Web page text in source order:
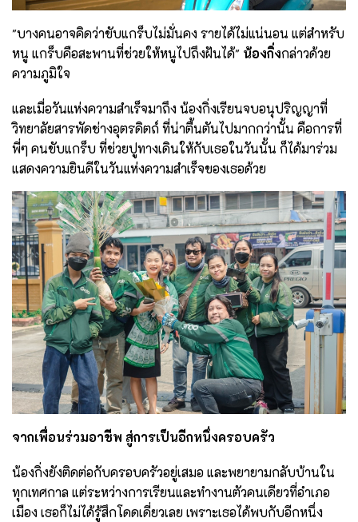
"บางคนอาจคิดว่าขับแกร็บไม่มั่นคง รายได้ไม่แน่นอน แต่สำหรับ
หนู แกร็บคือสะพานที่ช่วยให้หนูไปถึงฝันได้" น้องกิ่งกล่าวด้วย
ความภูมิใจ
และเมื่อวันแห่งความสำเร็จมาถึง น้องกิ่งเรียนจบอนุปริญญาที่
วิทยาลัยสารพัดช่างอุตรดิตถ์ ที่น่าตื้นตันไปมากกว่านั้น คือการที่
พี่ๆ คนขับแกร็บ ที่ช่วยปูทางเดินให้กับเธอในวันนั้น ก็ได้มาร่วม
แสดงความยินดีในวันแห่งความสำเร็จของเธอด้วย
จากเพื่อนร่วมอาชีพ สู่การเป็นอีกหนึ่งครอบครัว
น้องกิ่งยังติดต่อกับครอบครัวอยู่เสมอ และพยายามกลับบ้านใน
ทุกเทศกาล แต่ระหว่างการเรียนและทำงานตัวคนเดียวที่อำเภอ
เมือง เธอก็ไม่ได้รู้สึกโดดเดี่ยวเลย เพราะเธอได้พบกับอีกหนึ่ง